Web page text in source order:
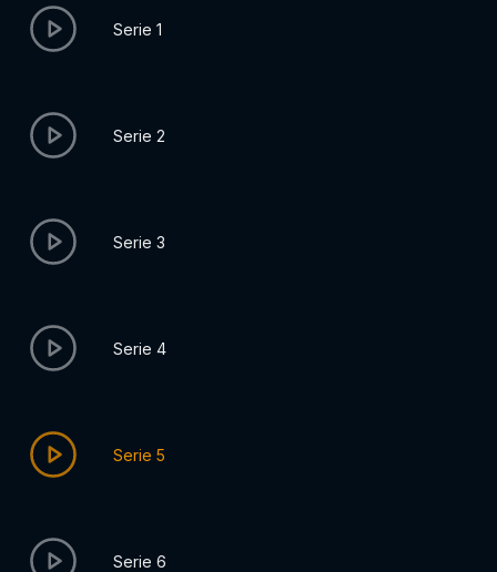
Serie 1
Serie 2
Serie 3
Serie 4
Serie 5
Serie 6